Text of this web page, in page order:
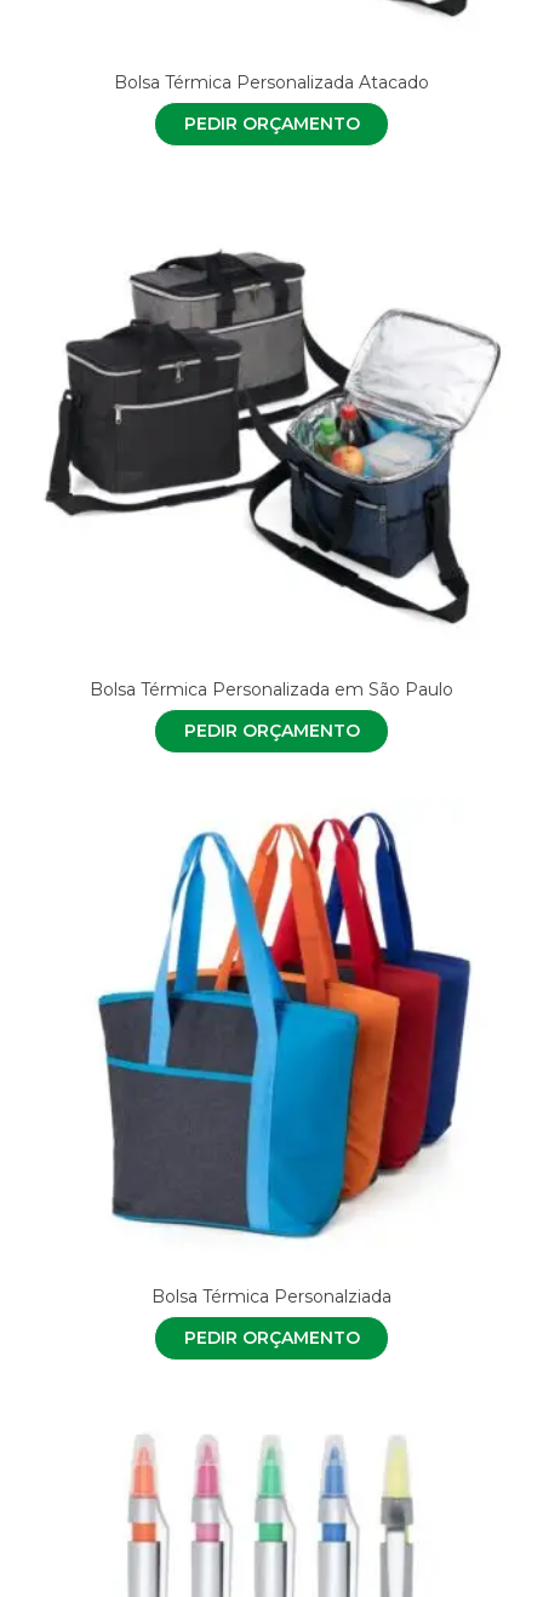
Bolsa Térmica Personalizada Atacado
PEDIR ORÇAMENTO
Bolsa Térmica Personalizada em São Paulo
PEDIR ORÇAMENTO
Bolsa Térmica Personalziada
PEDIR ORÇAMENTO